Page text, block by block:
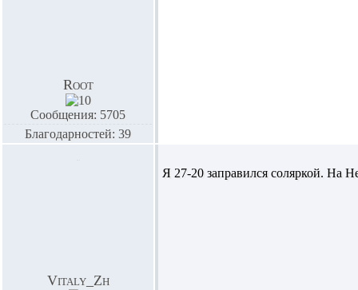
Root
Сообщения: 5705
Благодарностей: 39
Vitaly_Zh
Я 27-20 заправился соляркой. На